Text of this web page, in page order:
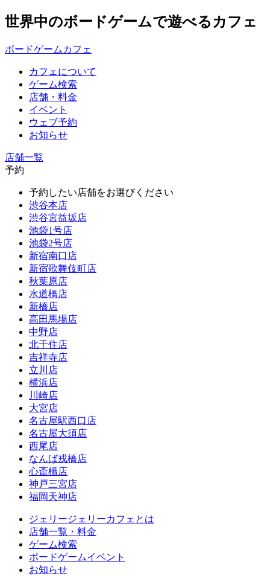
世界中のボードゲームで遊べるカフェ
ボードゲームカフェ
カフェについて
ゲーム検索
店舗・料金
イベント
ウェブ予約
お知らせ
店舗一覧
予約
予約したい店舗をお選びください
渋谷本店
渋谷宮益坂店
池袋1号店
池袋2号店
新宿南口店
新宿歌舞伎町店
秋葉原店
水道橋店
新橋店
高田馬場店
中野店
北千住店
吉祥寺店
立川店
横浜店
川崎店
大宮店
名古屋駅西口店
名古屋大須店
西尾店
なんば戎橋店
心斎橋店
神戸三宮店
福岡天神店
ジェリージェリーカフェとは
店舗一覧・料金
ゲーム検索
ボードゲームイベント
お知らせ